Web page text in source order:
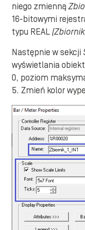
niego zmienną
16-bitowymi
typu REAL
Następnie w sekcji
wyświetlania
0, poziom
5. Zmień kolor